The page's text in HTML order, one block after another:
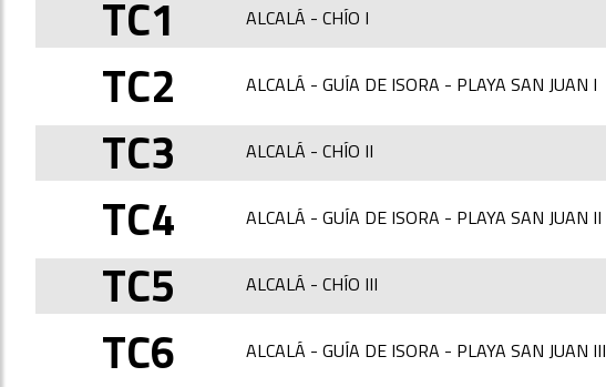
TC1 ALCALÁ - CHÍO I
TC2 ALCALÁ - GUÍA DE ISORA - PLAYA SAN JUAN I
TC3 ALCALÁ - CHÍO II
TC4 ALCALÁ - GUÍA DE ISORA - PLAYA SAN JUAN II
TC5 ALCALÁ - CHÍO III
TC6 ALCALÁ - GUÍA DE ISORA - PLAYA SAN JUAN III